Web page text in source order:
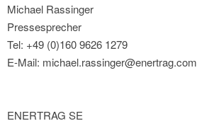
Michael Rassinger
Pressesprecher
Tel: +49 (0)160 9626 1279
E-Mail: michael.rassinger@enertrag.com
ENERTRAG SE